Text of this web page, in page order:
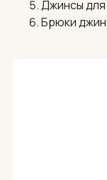
Джинсы
Брюки